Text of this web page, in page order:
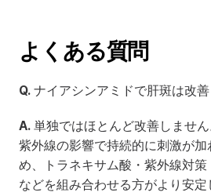
よくある質問
Q. ナイアシンアミドで肝斑は改
A. 単独ではほとんど改善しませ
紫外線の影響で持続的に刺激が
め、トラネキサム酸・紫外線対
などを組み合わせる方がより安定